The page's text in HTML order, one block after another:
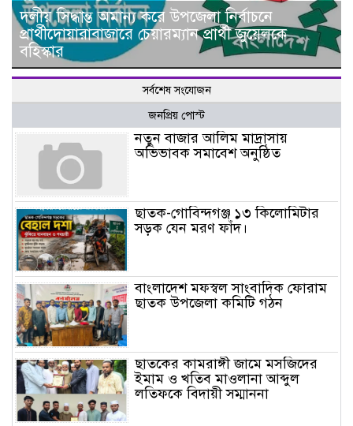
দলীয় সিদ্ধান্ত অমান্য করে উপজেলা নির্বাচনে
প্রার্থীদোয়ারাবাজারে চেয়ারম্যান প্রার্থী জুয়েলকে
বহিস্কার
সর্বশেষ সংযোজন
জনপ্রিয় পোস্ট
নতুন বাজার আলিম মাদ্রাসায়
অভিভাবক সমাবেশ অনুষ্ঠিত
ছাতক-গোবিন্দগঞ্জ ১৩ কিলোমিটার
সড়ক যেন মরণ ফাঁদ।
বাংলাদেশ মফস্বল সাংবাদিক ফোরাম
ছাতক উপজেলা কমিটি গঠন
ছাতকের কামরাঙ্গী জামে মসজিদের
ইমাম ও খতিব মাওলানা আব্দুল
লতিফকে বিদায়ী সম্মাননা